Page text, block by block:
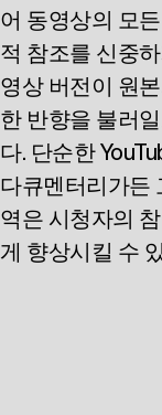
어 동영상의 모
적 참조를 신중
영상 버전이 원
한 반향을 불러
다. 단순한
다큐멘터리가든
역은 시청자의
게 향상시킬 수